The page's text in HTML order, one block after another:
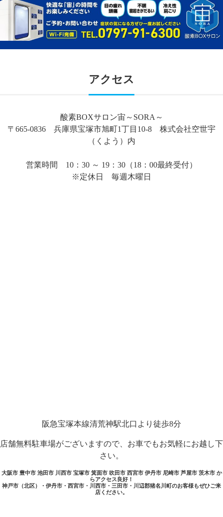
アクセス
酸素BOXサロン宙～SORA～
〒665-0836 兵庫県宝塚市旭町1丁目10-8 株式会社空世宇
（くよう）内
営業時間 10：30 ～ 19：30（18：00最終受付）
※定休日 毎週木曜日
阪急宝塚本線清荒神駅北口より徒歩8分
店舗無料駐車場がございますので、お車でもお気軽にお越し下
さい。
大阪市 豊中市 池田市 川西市 宝塚市 箕面市 吹田市 西宮市 伊丹市 尼崎市 芦屋市 茨木市 か
らアクセス良好！
神戸市（北区）・伊丹市・西宮市・川西市・三田市・川辺郡猪名川町のお客様もぜひご来
店ください。